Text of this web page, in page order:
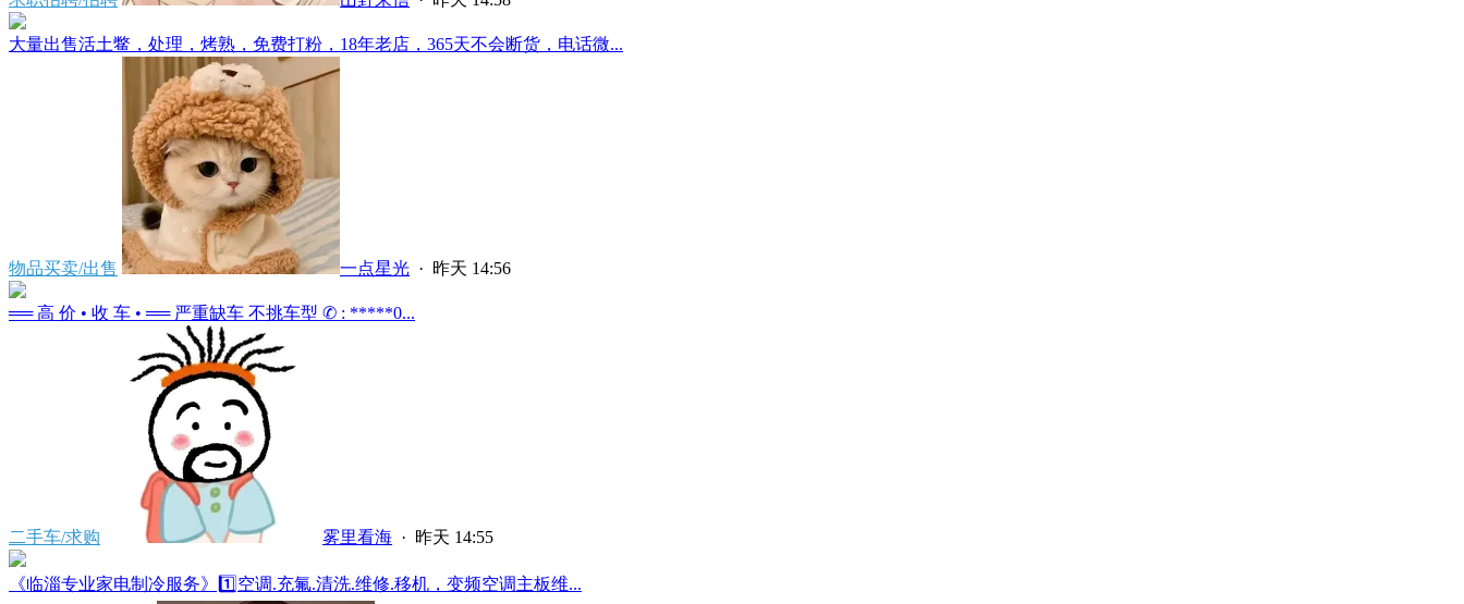
大量出售活土鳖，处理，烤熟，免费打粉，18年老店，365天不会断货，电话微...
物品买卖/出售 一点星光 · 昨天 14:56
══ 高 价 • 收 车 • ══ 严重缺车 不挑车型 ✆ : *****0...
二手车/求购 雾里看海 · 昨天 14:55
《临淄专业家电制冷服务》1️⃣空调.充氟.清洗.维修.移机，变频空调主板维...